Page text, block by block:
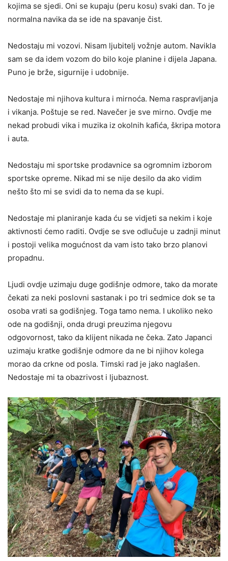
kojima se sjedi. Oni se kupaju (peru kosu) svaki dan. To je
normalna navika da se ide na spavanje čist.
Nedostaju mi vozovi. Nisam ljubitelj vožnje autom. Navikla
sam se da idem vozom do bilo koje planine i dijela Japana.
Puno je brže, sigurnije i udobnije.
Nedostaje mi njihova kultura i mirnoća. Nema raspravljanja
i vikanja. Poštuje se red. Navečer je sve mirno. Ovdje me
nekad probudi vika i muzika iz okolnih kafića, škripa motora
i auta.
Nedostaju mi sportske prodavnice sa ogromnim izborom
sportske opreme. Nikad mi se nije desilo da ako vidim
nešto što mi se svidi da to nema da se kupi.
Nedostaje mi planiranje kada ću se vidjeti sa nekim i koje
aktivnosti ćemo raditi. Ovdje se sve odlučuje u zadnji minut
i postoji velika mogućnost da vam isto tako brzo planovi
propadnu.
Ljudi ovdje uzimaju duge godišnje odmore, tako da morate
čekati za neki poslovni sastanak i po tri sedmice dok se ta
osoba vrati sa godišnjeg. Toga tamo nema. I ukoliko neko
ode na godišnji, onda drugi preuzima njegovu
odgovornost, tako da klijent nikada ne čeka. Zato Japanci
uzimaju kratke godišnje odmore da ne bi njihov kolega
morao da crkne od posla. Timski rad je jako naglašen.
Nedostaje mi ta obazrivost i ljubaznost.